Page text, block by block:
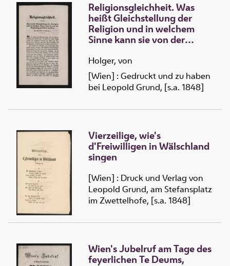
Religionsgleichheit. Was
heißt Gleichstellung der
Religion und in welchem
Sinne kann sie von der
Holger, von
[Wien] : Gedruckt und zu haben
bei Leopold Grund, [s.a. 1848]
Vierzeilige, wie's
d'Freiwilligen in Wälschland
singen
[Wien] : Druck und Verlag von
Leopold Grund, am Stefansplatz
im Zwettelhofe, [s.a. 1848]
Wien's Jubelruf am Tage des
feyerlichen Te Deums,